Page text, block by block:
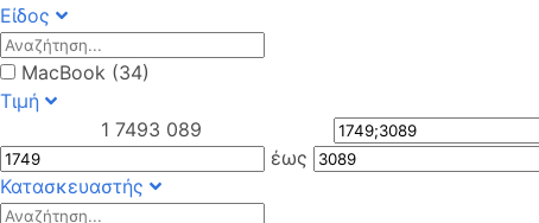
Είδος
MacBook (34)
Τιμή
1 7493 089
έως
Κατασκευαστής